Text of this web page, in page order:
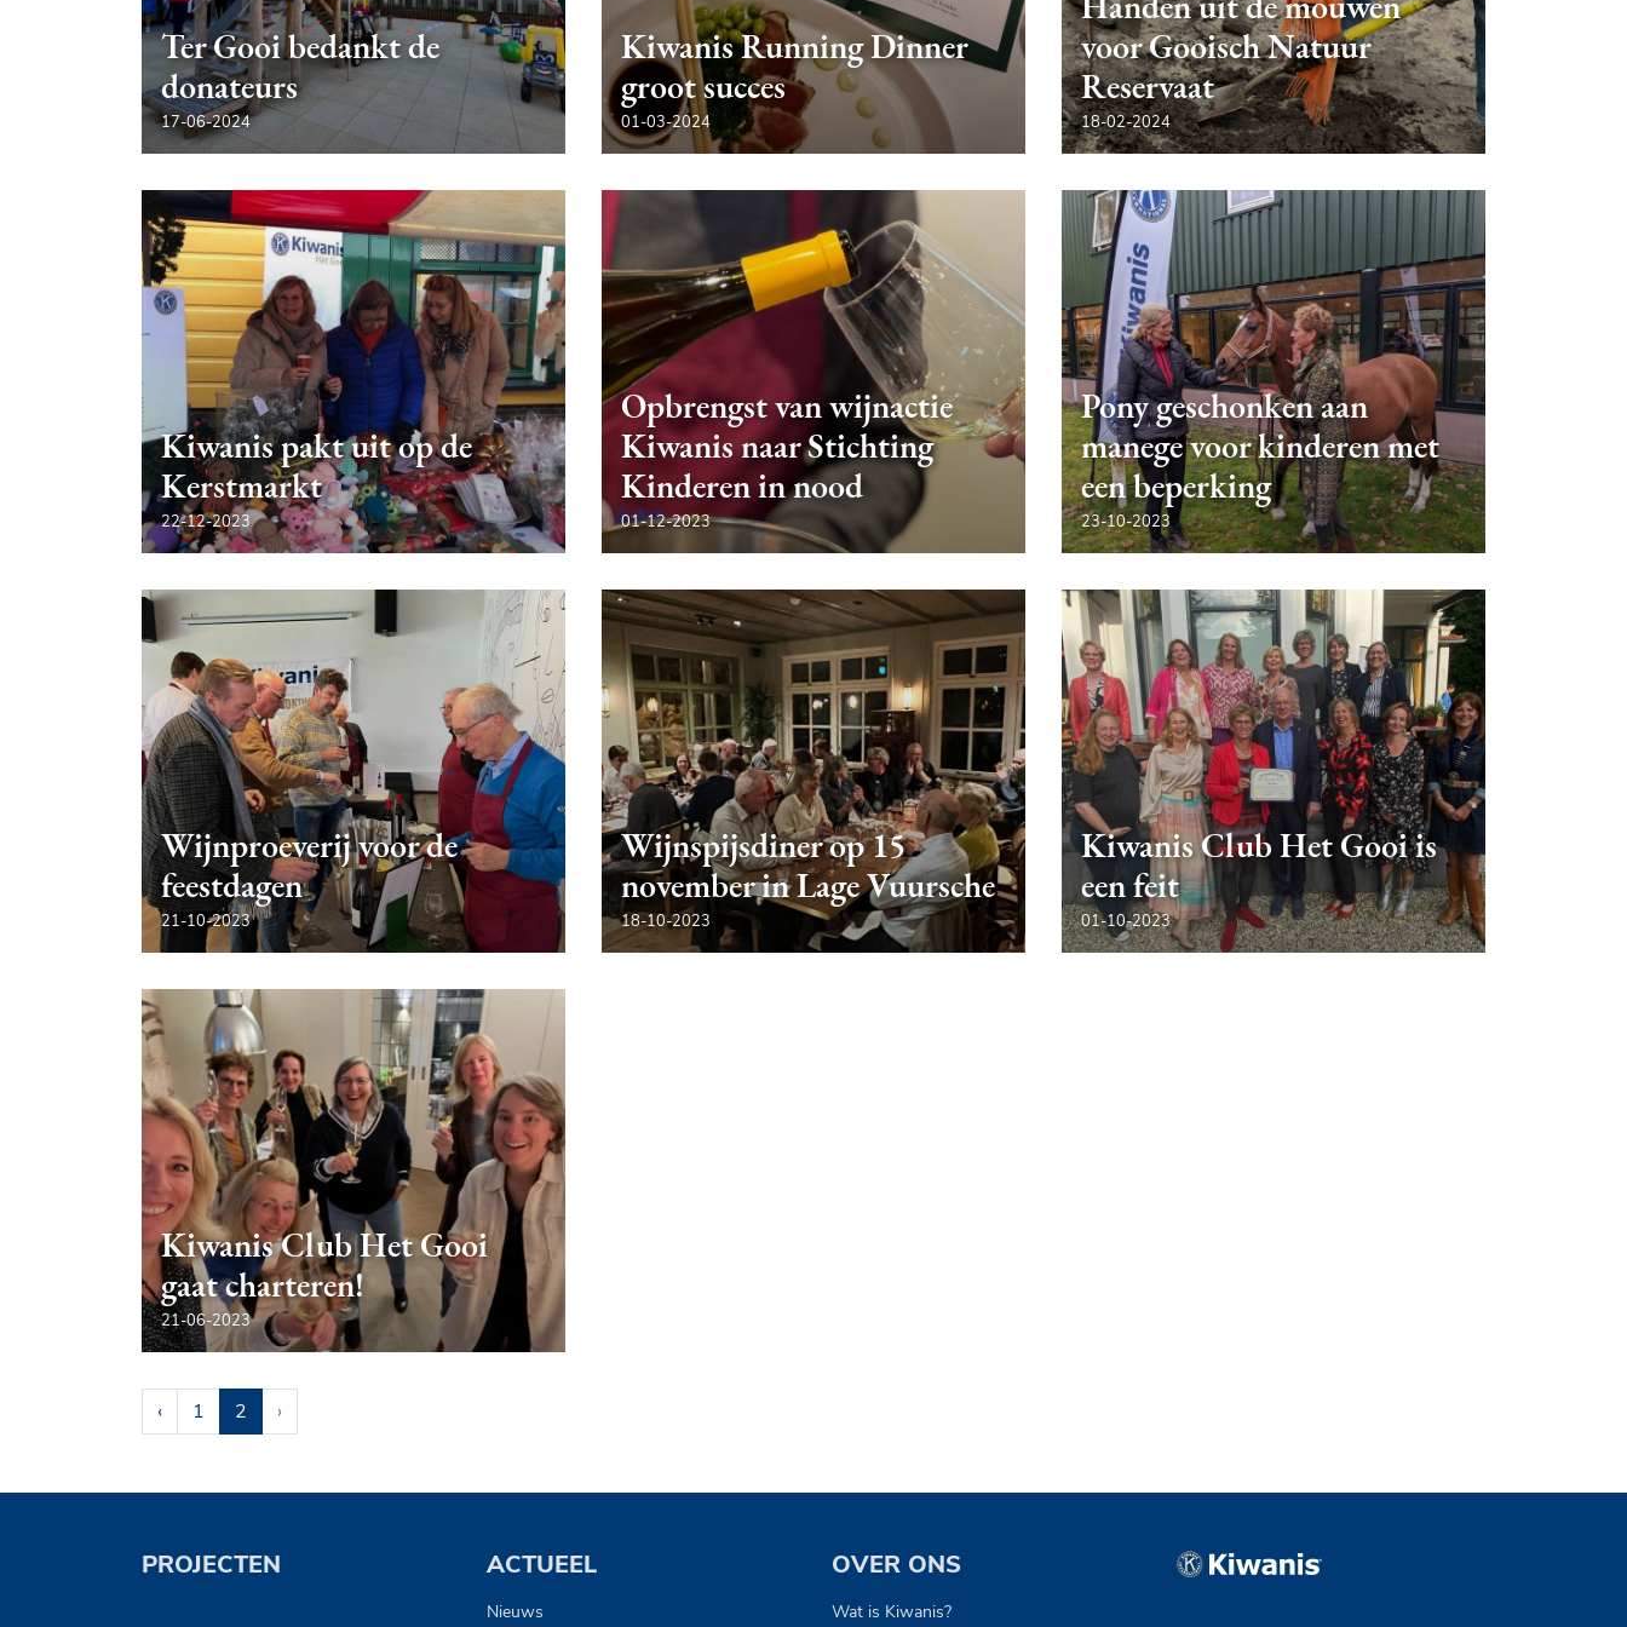
Ter Gooi bedankt de
donateurs
17-06-2024
Kiwanis Running Dinner
groot succes
01-03-2024
voor Gooisch Natuur
Reservaat
18-02-2024
Kiwanis pakt uit op de
Kerstmarkt
22-12-2023
Opbrengst van wijnactie
Kiwanis naar Stichting
Kinderen in nood
01-12-2023
Pony geschonken aan
manege voor kinderen met
een beperking
23-10-2023
Wijnproeverij voor de
feestdagen
21-10-2023
Wijnspijsdiner op 15
november in Lage Vuursche
18-10-2023
Kiwanis Club Het Gooi is
een feit
01-10-2023
Kiwanis Club Het Gooi
gaat charteren!
21-06-2023
‹ 1 2 ›
PROJECTEN ACTUEEL
Nieuws
OVER ONS
Wat is Kiwanis?